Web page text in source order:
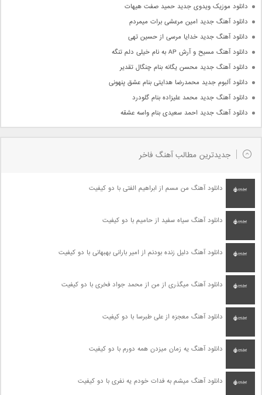
دانلود موزیک ویدوی جدید حمید صفت هیهات
دانلود آهنگ جدید امین مرعشی برات میمردم
دانلود آهنگ جدید خدایا مرسی از حسین تهی
دانلود آهنگ مسیح و آرش AP به نام خیلی دلم تنگه
دانلود آهنگ جدید محسن یگانه بنام چنگال تقدیر
دانلود آلبوم جدید محمدرضا هدایتی بنام عشق پنهونی
دانلود آهنگ جدید محمد علیزاده بنام گلودرد
دانلود آهنگ جدید احمد سعیدی بنام واسه عشقه
جدیدترین مطالب آهنگ فاخر
دانلود آهنگ من مسم از ابراهیم الفتی با دو کیفیت
دانلود آهنگ سیاه سفید از حامیم با دو کیفیت
دانلود آهنگ دلیل زنده بودنم از امیر بارانی بهبهانی با دو کیفیت
دانلود آهنگ میگذری از من از محمد جواد فخری با دو کیفیت
دانلود آهنگ معجزه از علی طبرسا با دو کیفیت
دانلود آهنگ یه زمان میزدن همه دورم با دو کیفیت
دانلود آهنگ میشم به فدات خودم یه نفری با دو کیفیت